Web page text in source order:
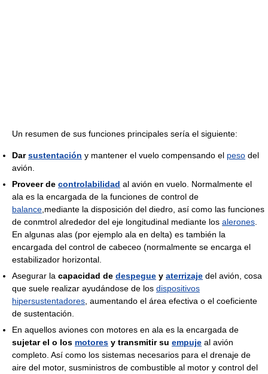
Un resumen de sus funciones principales sería el siguiente:
Darsustentación y mantener el vuelo compensando el peso del
avión.
Proveer de controlabilidad al avión en vuelo. Normalmente el
ala es la encargada de la funciones de control de
balance ,mediante la disposición del diedro, así como las funciones
de conmtrol alrededor del eje longitudinal mediante los alerones
En algunas alas (por ejemplo ala en delta) es también la
encargada del control de cabeceo (normalmente se encarga el
estabilizador horizontal.
Asegurar la capacidad de despegue y aterrizaje del avión, cosa
que suele realizar ayudándose de los dispositivos
hipersustentadores , aumentando el área efectiva o el coeficiente
de sustentación.
En aquellos aviones con motores en ala es la encargada de
sujetar el o los motores y transmitir su empuje al avión
completo. Así como los sistemas necesarios para el drenaje de
aire del motor, susministros de combustible al motor y control del